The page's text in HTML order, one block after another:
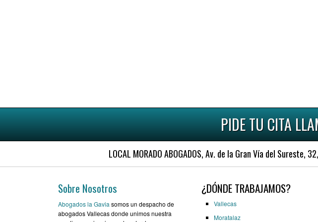
PIDE TU CITA
LOCAL MORADO ABOGADOS, Av. de la Gran Vía del
Sobre Nosotros
Abogados la Gavia somos un despacho de
abogados Vallecas donde unimos nuestra
¿DÓNDE TRABAJAMOS?
Vallecas
Moratalaz